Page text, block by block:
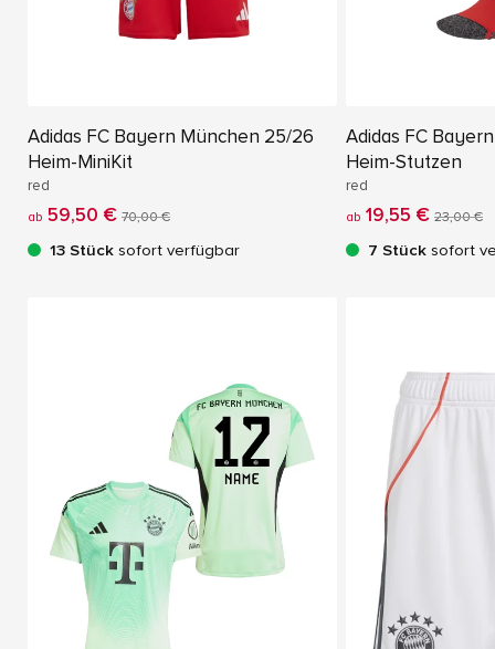
Adidas FC Bayern München 25/26
Heim-MiniKit
red
ab 59,50 € 70,00 €
13 Stück sofort verfügbar
Adidas FC
Heim-Stutzen
red
ab 19,55 € 23,00 €
7 Stück sofort